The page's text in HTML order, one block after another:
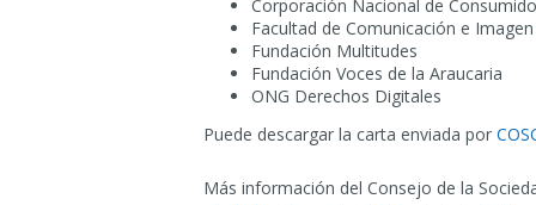
Corporación Nacional de
Facultad de Comunicación e
Fundación Multitudes
Fundación Voces de la Araucaria
ONG Derechos Digitales
Puede descargar la carta enviada por
Más información del Consejo de la